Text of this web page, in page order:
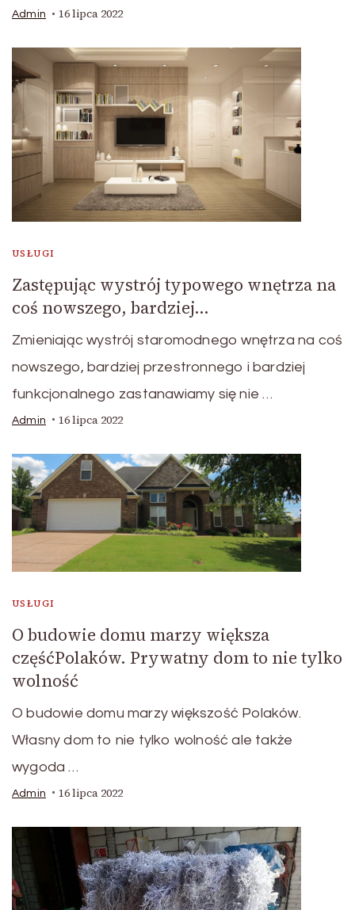
Admin 16 lipca 2022
USŁUGI
Zastępując wystrój typowego wnętrza na
coś nowszego, bardziej…
Zmieniając wystrój staromodnego wnętrza na coś
nowszego, bardziej przestronnego i bardziej
funkcjonalnego zastanawiamy się nie …
Admin 16 lipca 2022
USŁUGI
O budowie domu marzy większa
częśćPolaków. Prywatny dom to nie tylko
wolność
O budowie domu marzy większość Polaków.
Własny dom to nie tylko wolność ale także
wygoda …
Admin 16 lipca 2022